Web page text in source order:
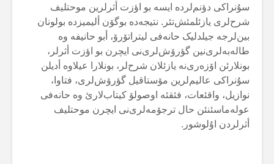
سۇنراکی دؤنم‌لردە ایسە بو اؤزت أثرلرین موحتلیف
شرح‌لری یازئلمئش‌تئر. نتیجەدە بوگۆن ألیمیزدە بولونان
بین‌لرجە جیلدلیک حانەفی لیتراتۆرۆ، أبو حانیفە وە
طالەبەلری‌نین گؤرۆش‌لری‌نی ایچرن بو اؤزت أثرلر،
بونلارئن اۆزەری‌نە یازئلان شرح‌لر، بونلارا عیلاوە أدیلن
سۇنراکی عالیم‌لرین مۆستاقیل گؤرۆش‌لری، فتاوا،
نوازیل، واقئعات، فئقئە اوصولۆ کیتاب‌لارئ وە حانەفی
عولەماسئنئن حال ترجۆمەلری‌نی ایچرن موحتلیف
أثرلردن اۇلوشور.